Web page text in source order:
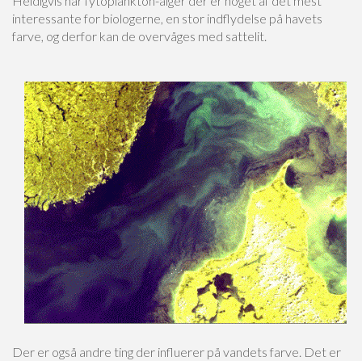
interessante for biologerne, en stor indflydelse på havets
farve, og derfor kan de overvåges med sattelit.
Der er også andre ting der influerer på vandets farve. Det er